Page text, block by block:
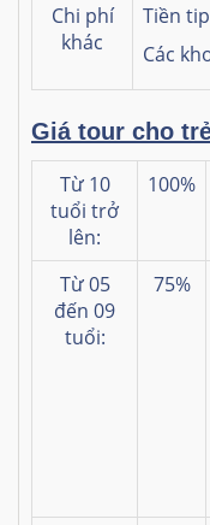
Chi phí
khác
Tiền
Các
Giá tour cho
Từ 10
tuổi trở
lên:
100%
Từ 05
đến 09
tuổi:
75%